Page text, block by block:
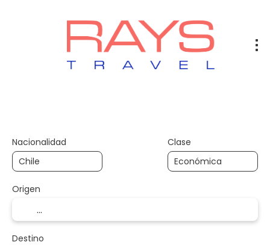
Nacionalidad Clase
Origen
Destino